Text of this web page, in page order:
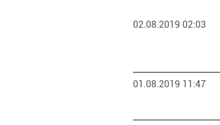
02.08.2019 02:03
01.08.2019 11:47